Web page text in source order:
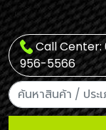
Call Center:
956-5566